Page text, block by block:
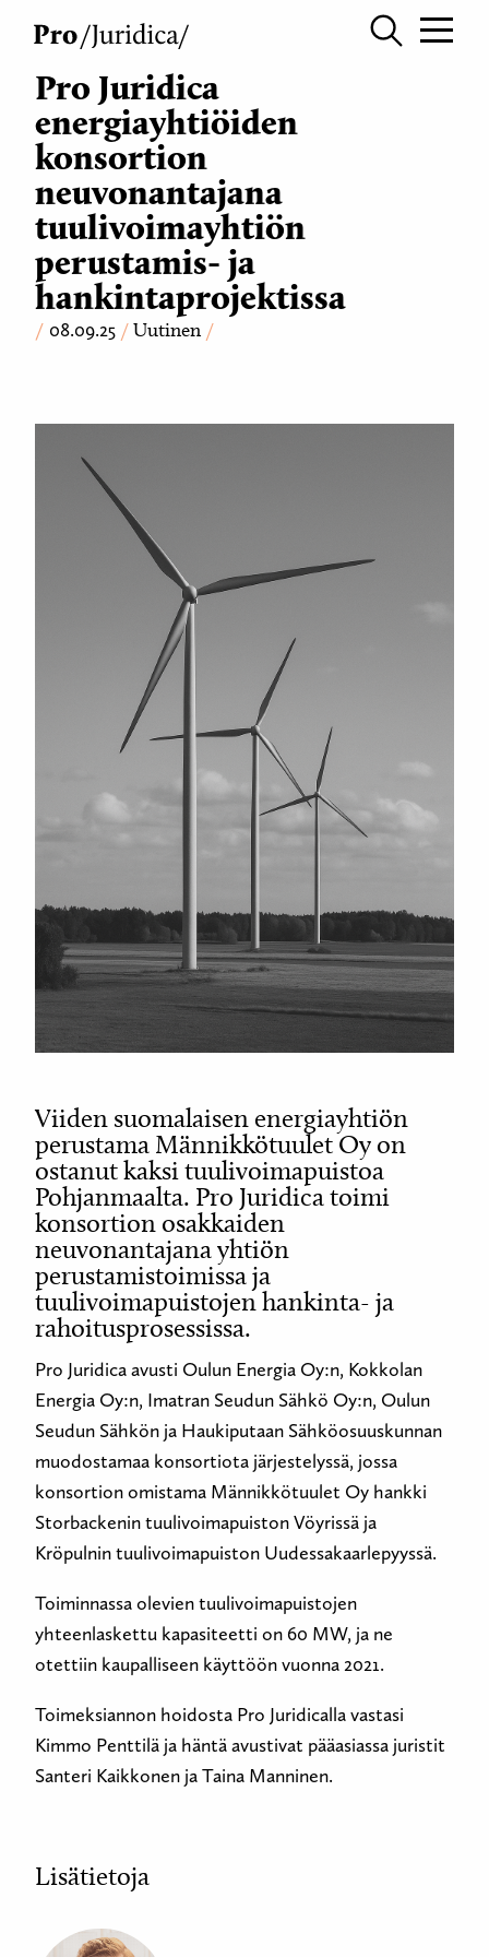
Pro Juridica
energiayhtiöiden
konsortion
neuvonantajana
tuulivoimayhtiön
perustamis- ja
hankintaprojektissa
08.09.25 Uutinen
Viiden suomalaisen energiayhtiön
perustama Männikkötuulet Oy on
ostanut kaksi tuulivoimapuistoa
Pohjanmaalta. Pro Juridica toimi
konsortion osakkaiden
neuvonantajana yhtiön
perustamistoimissa ja
tuulivoimapuistojen hankinta- ja
rahoitusprosessissa.
Pro Juridica avusti Oulun Energia Oy:n, Kokkolan
Energia Oy:n, Imatran Seudun Sähkö Oy:n, Oulun
Seudun Sähkön ja Haukiputaan Sähköosuuskunnan
muodostamaa konsortiota järjestelyssä, jossa
konsortion omistama Männikkötuulet Oy hankki
Storbackenin tuulivoimapuiston Vöyrissä ja
Kröpulnin tuulivoimapuiston Uudessakaarlepyyssä.
Toiminnassa olevien tuulivoimapuistojen
yhteenlaskettu kapasiteetti on 60 MW, ja ne
otettiin kaupalliseen käyttöön vuonna 2021.
Toimeksiannon hoidosta Pro Juridicalla vastasi
Kimmo Penttilä ja häntä avustivat pääasiassa juristit
Santeri Kaikkonen ja Taina Manninen.
Lisätietoja